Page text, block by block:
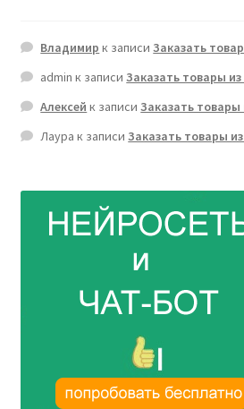
Владимир к записиЗаказать
admin к записиЗаказать товары
Алексей к записиЗаказать товары
Лаура к записиЗаказать товары